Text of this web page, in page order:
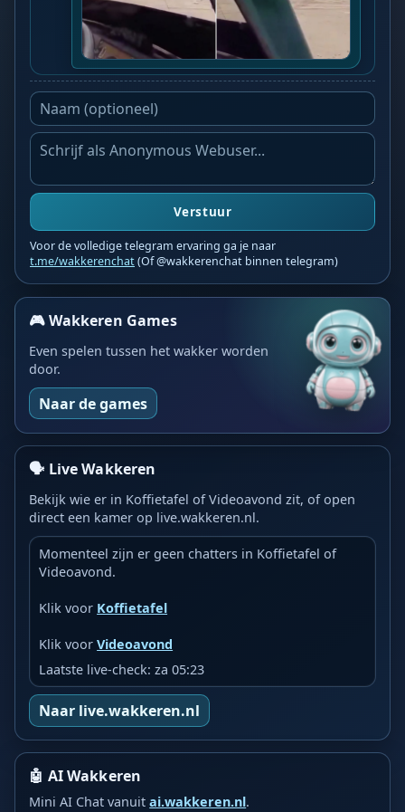
Verstuur
Voor de volledige telegram ervaring ga je naar
t.me/wakkerenchat(Of @wakkerenchat binnen telegram)
🎮 Wakkeren Games
Even spelen tussen het wakker worden
door.
Naar de games
🗣️ Live Wakkeren
Bekijk wie er in Koffietafel of Videoavond zit, of open
direct een kamer op live.wakkeren.nl.
Momenteel zijn er geen chatters in Koffietafel of
Videoavond.
Klik voor Koffietafel
Klik voorVideoavond
Laatste live-check: za 05:23
Naar live.wakkeren.nl
🤖 AI Wakkeren
Mini AI Chat vanuitai.wakkeren.nl.